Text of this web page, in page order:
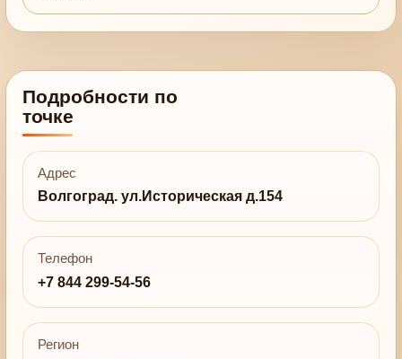
Подробности по
точке
Адрес
Волгоград. ул.Историческая д.154
Телефон
+7 844 299-54-56
Регион